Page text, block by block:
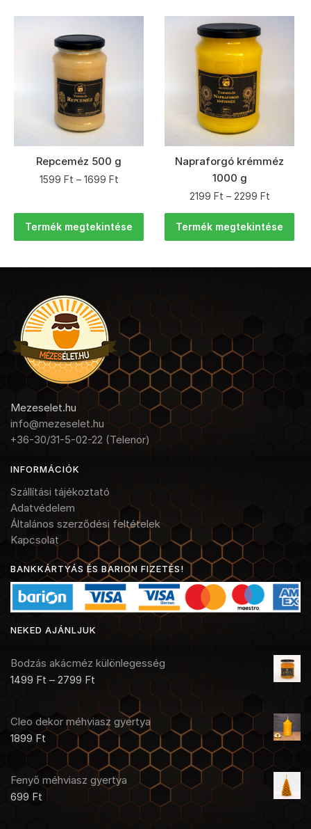
Repceméz 500 g
1599 Ft – 1699 Ft
Termék megtekintése
Napraforgó krémméz
1000 g
2199 Ft – 2299 Ft
Termék megtekintése
Mezeselet.hu
info@mezeselet.hu
+36-30/31-5-02-22 (Telenor)
INFORMÁCIÓK
Szállítási tájékoztató
Adatvédelem
Általános szerződési feltételek
Kapcsolat
BANKKÁRTYÁS ÉS BARION FIZETÉS!
NEKED AJÁNLJUK
Bodzás akácméz különlegesség
1499 Ft – 2799 Ft
Cleo dekor méhviasz gyertya
1899Ft
Fenyő méhviasz gyertya
699 Ft